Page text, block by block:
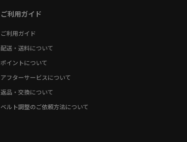
ご利用ガイド
ご利用ガイド
配送・送料について
ポイントについて
アフターサービスについて
返品・交換について
ベルト調整のご依頼方法について